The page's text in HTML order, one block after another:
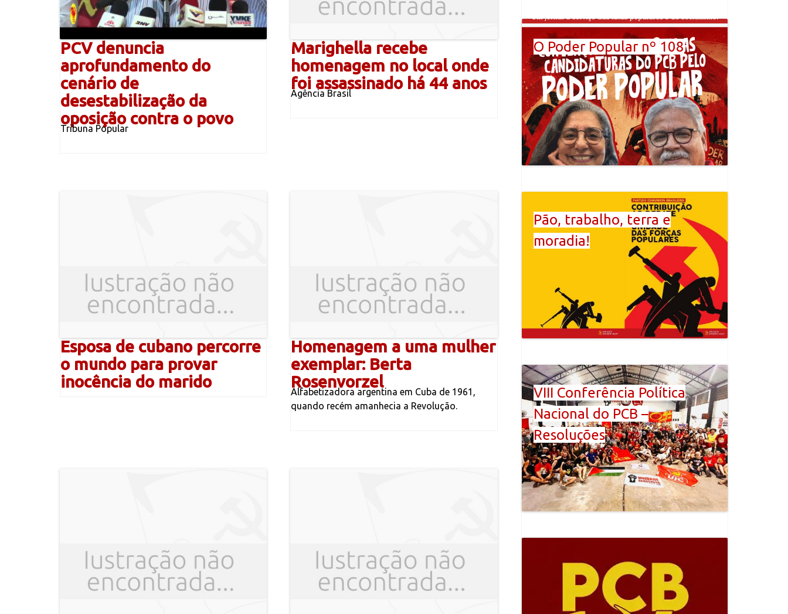
PCV denuncia
aprofundamento do
cenário de
desestabilização da
oposição contra o povo
Tribuna Popular
Marighella recebe
homenagem no local onde
foi assassinado há 44 anos
Agência Brasil
Esposa de cubano percorre
o mundo para provar
inocência do marido
Homenagem a uma mulher
exemplar: Berta
Rosenvorzel
Alfabetizadora argentina em Cuba de 1961,
quando recém amanhecia a Revolução.
O Poder Popular nº 108
Pão, trabalho, terra e
moradia!
VIII Conferência Política
Nacional do PCB –
Resoluções